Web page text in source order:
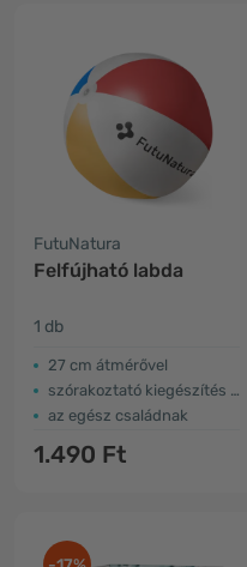
FutuNatura
Felfújható labda
1 db
27 cm átmérővel
szórakoztató kiegészítés a strandon
az egész családnak
1.490 Ft